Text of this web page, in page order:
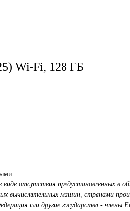
Wi-Fi, 128 ГБ
отсутствия предустановленных в
вычислительных машин, странами
или другие государства - члены